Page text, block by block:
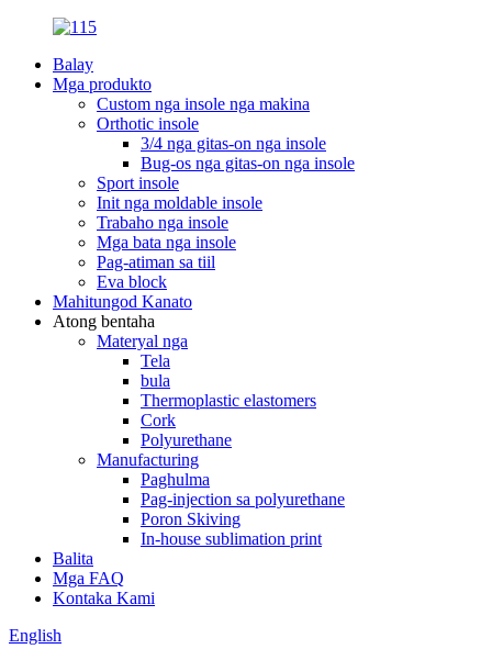
Balay
Mga produkto
Custom nga insole nga makina
Orthotic insole
3/4 nga gitas-on nga insole
Bug-os nga gitas-on nga insole
Sport insole
Init nga moldable insole
Trabaho nga insole
Mga bata nga insole
Pag-atiman sa tiil
Eva block
Mahitungod Kanato
Atong bentaha
Materyal nga
Tela
bula
Thermoplastic elastomers
Cork
Polyurethane
Manufacturing
Paghulma
Pag-injection sa polyurethane
Poron Skiving
In-house sublimation print
Balita
Mga FAQ
Kontaka Kami
English